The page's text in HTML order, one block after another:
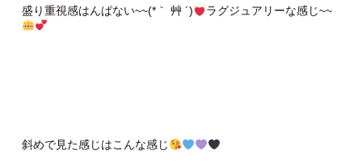
盛り重視感はんぱない~~(*｀ 艸 ´) ラグジュアリーな感じ~~
斜めで見た感じはこんな感じ